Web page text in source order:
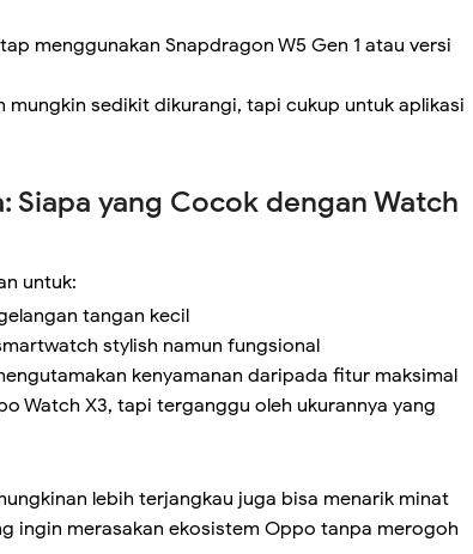
menggunakan Snapdragon W5 Gen 1 atau versi
mungkin sedikit dikurangi, tapi cukup untuk aplikasi
Siapa yang Cocok dengan Watch
untuk:
tangan kecil
stylish namun fungsional
kenyamanan daripada fitur maksimal
Watch X3, tapi terganggu oleh ukurannya yang
lebih terjangkau juga bisa menarik minat
ingin merasakan ekosistem Oppo tanpa merogoh